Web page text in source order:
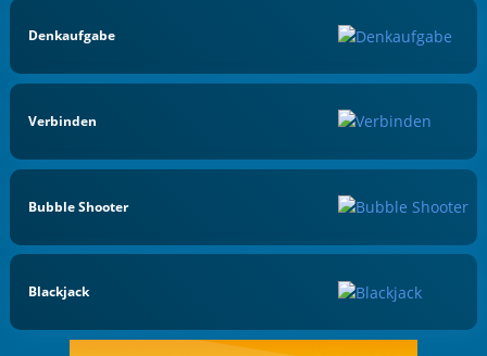
Denkaufgabe
Verbinden
Bubble Shooter
Blackjack